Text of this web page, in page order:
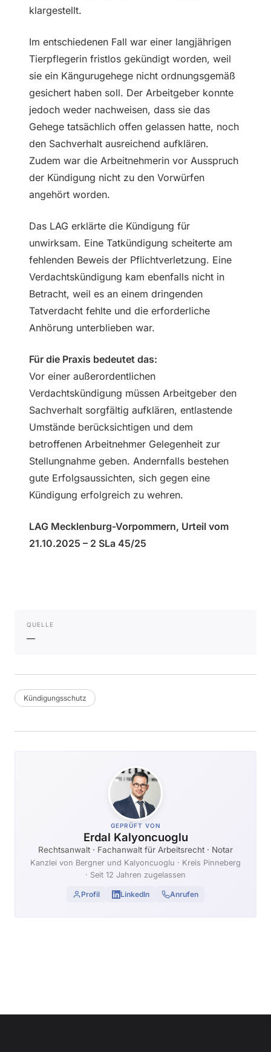
klargestellt.
Im entschiedenen Fall war einer langjährigen
Tierpflegerin fristlos gekündigt worden, weil
sie ein Kängurugehege nicht ordnungsgemäß
gesichert haben soll. Der Arbeitgeber konnte
jedoch weder nachweisen, dass sie das
Gehege tatsächlich offen gelassen hatte, noch
den Sachverhalt ausreichend aufklären.
Zudem war die Arbeitnehmerin vor Ausspruch
der Kündigung nicht zu den Vorwürfen
angehört worden.
Das LAG erklärte die Kündigung für
unwirksam. Eine Tatkündigung scheiterte am
fehlenden Beweis der Pflichtverletzung. Eine
Verdachtskündigung kam ebenfalls nicht in
Betracht, weil es an einem dringenden
Tatverdacht fehlte und die erforderliche
Anhörung unterblieben war.
Für die Praxis bedeutet das:
Vor einer außerordentlichen
Verdachtskündigung müssen Arbeitgeber den
Sachverhalt sorgfältig aufklären, entlastende
Umstände berücksichtigen und dem
betroffenen Arbeitnehmer Gelegenheit zur
Stellungnahme geben. Andernfalls bestehen
gute Erfolgsaussichten, sich gegen eine
Kündigung erfolgreich zu wehren.
LAG Mecklenburg-Vorpommern, Urteil vom
21.10.2025 – 2 SLa 45/25
QUELLE
—
Kündigungsschutz
GEPRÜFT VON
Erdal Kalyoncuoglu
Rechtsanwalt · Fachanwalt für Arbeitsrecht · Notar
Kanzlei von Bergner und Kalyoncuoglu · Kreis Pinneberg
· Seit 12 Jahren zugelassen
Profil LinkedIn Anrufen